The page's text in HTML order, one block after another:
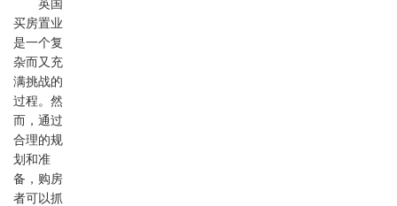
英国
买房置业
是一个复
杂而又充
满挑战的
过程。然
而，通过
合理的规
划和准
备，购房
者可以抓